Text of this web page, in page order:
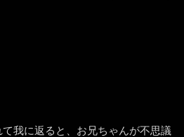
我に返ると、お兄ちゃんが不思議